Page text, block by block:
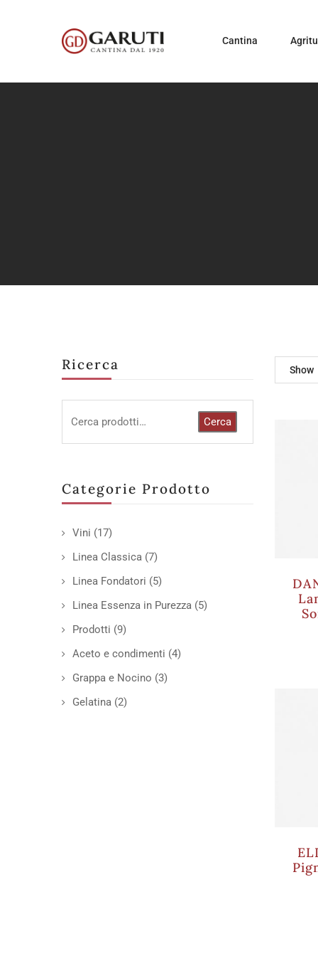
Cantina
Ricerca
Cerca
Categorie Prodotto
Vini (17)
Linea Classica (7)
Linea Fondatori (5)
Linea Essenza in Purezza (5)
Prodotti (9)
Aceto e condimenti (4)
Grappa e Nocino (3)
Gelatina (2)
Show